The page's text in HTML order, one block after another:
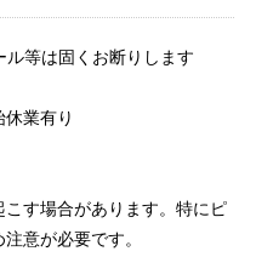
ル等は固くお断りします
業有り
す場合があります。特にピ
意が必要です。